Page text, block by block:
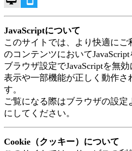
JavaScriptについて
このサイトでは、より快適にご
のコンテンツにおいてJavaScript
ブラウザ設定でJavaScriptを無効
表示や一部機能が正しく動作さ
す。
ご覧になる際はブラウザの設定
にしてください。
Cookie（クッキー）について